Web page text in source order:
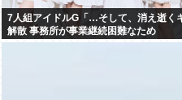
7人組アイドルG「…そして、消え逝く
解散 事務所が事業継続困難なため